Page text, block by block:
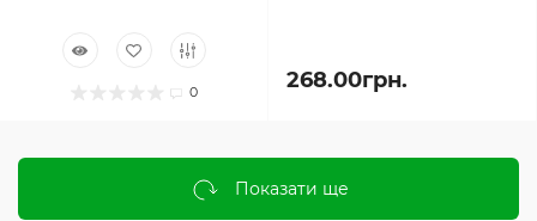
0 268.00грн.
Показати ще